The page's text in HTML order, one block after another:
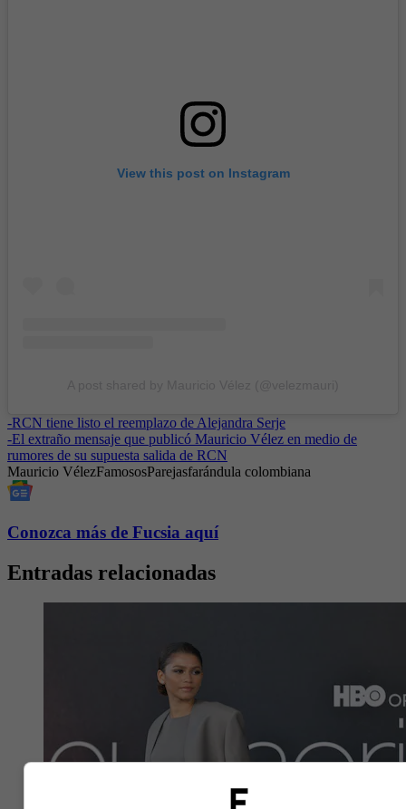
View this post on Instagram
-RCN tiene listo el reemplazo de Alejandra Serje
-El extraño mensaje que publicó Mauricio Vélez en medio de
rumores de su supuesta salida de RCN
Mauricio VélezFamososParejasfarándula colombiana
Conozca más de Fucsia aquí
Entradas relacionadas